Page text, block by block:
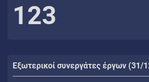
123
Εξωτερικοί συνεργάτες έργων (31/